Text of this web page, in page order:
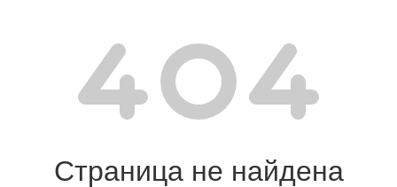
Страница не найдена